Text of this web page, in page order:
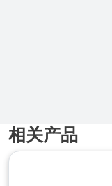
相关产品